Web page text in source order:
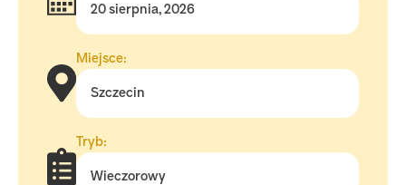
20 sierpnia, 2026
Miejsce:
Szczecin
Tryb:
Wieczorowy